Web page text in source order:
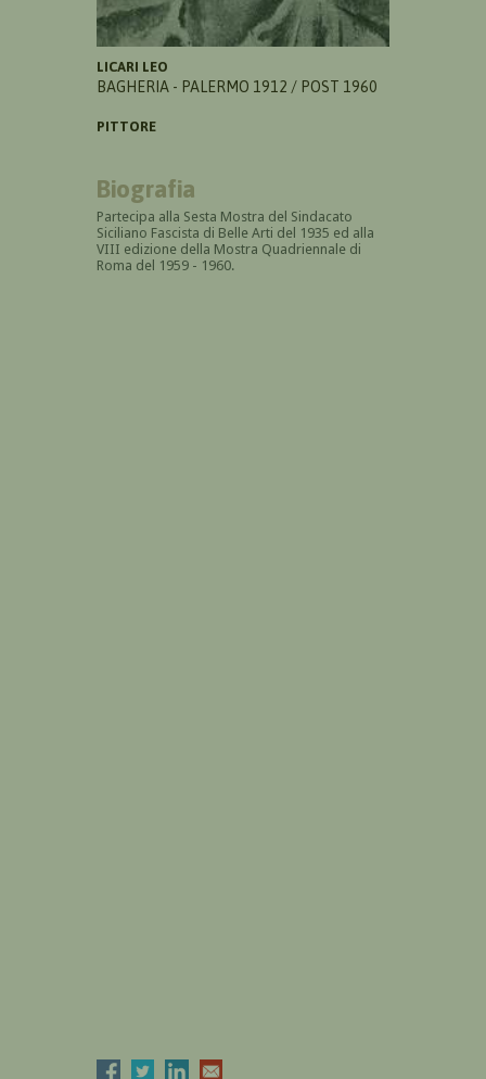
LICARI LEO
BAGHERIA - PALERMO 1912 / POST 1960
PITTORE
Biografia
Partecipa alla Sesta Mostra del Sindacato
Siciliano Fascista di Belle Arti del 1935 ed alla
VIII edizione della Mostra Quadriennale di
Roma del 1959 - 1960.